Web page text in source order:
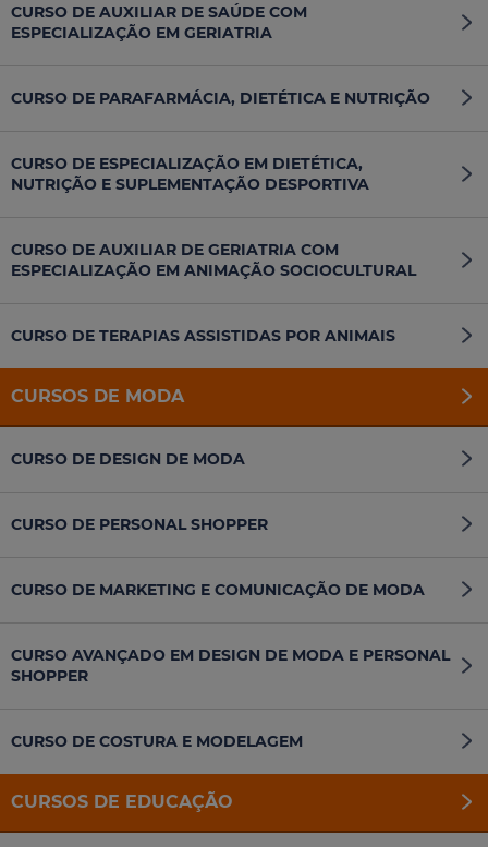
CURSO DE AUXILIAR DE SAÚDE COM
ESPECIALIZAÇÃO EM GERIATRIA
CURSO DE PARAFARMÁCIA, DIETÉTICA E NUTRIÇÃO
CURSO DE ESPECIALIZAÇÃO EM DIETÉTICA,
NUTRIÇÃO E SUPLEMENTAÇÃO DESPORTIVA
CURSO DE AUXILIAR DE GERIATRIA COM
ESPECIALIZAÇÃO EM ANIMAÇÃO SOCIOCULTURAL
CURSO DE TERAPIAS ASSISTIDAS POR ANIMAIS
CURSOS DE MODA
CURSO DE DESIGN DE MODA
CURSO DE PERSONAL SHOPPER
CURSO DE MARKETING E COMUNICAÇÃO DE MODA
CURSO AVANÇADO EM DESIGN DE MODA E PERSONAL
SHOPPER
CURSO DE COSTURA E MODELAGEM
CURSOS DE EDUCAÇÃO